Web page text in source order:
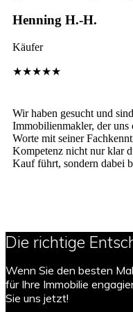
Henning H.-H.
Käufer
★★★★★
Wir haben gesucht und
Immobilienmakler, der uns
Worte mit seiner
Kompetenz nicht nur klar
Kauf führt, sondern dabei
Die richtige
Wenn Sie den besten
für Ihre Immobilie
Sie uns jetzt!